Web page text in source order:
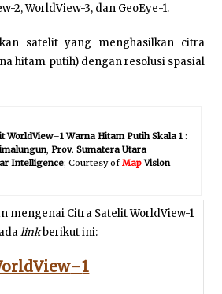
2, WorldView-3, dan GeoEye-1.
satelit yang menghasilkan citra
hitam putih) dengan resolusi spasial
WorldView–1 Warna Hitam Putih Skala 1:
, Prov. Sumatera Utara
Intelligence; Courtesy ofMapVision
mengenai Citra Satelit WorldView-1
linkberikut ini:
–1